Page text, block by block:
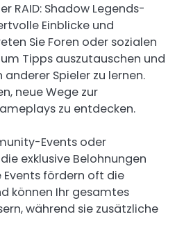
RAID: Shadow Legends-
Einblicke und
Sie Foren oder sozialen
Tipps auszutauschen und
Spieler zu lernen.
neue Wege zur
zu entdecken.
Events oder
exklusive Belohnungen
Events fördern oft die
können Ihr gesamtes
während sie zusätzliche